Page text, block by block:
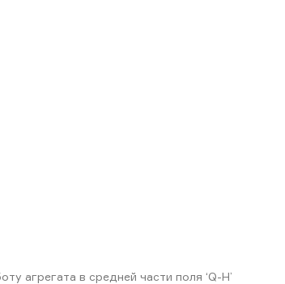
агрегата в средней части поля ‘Q-H’